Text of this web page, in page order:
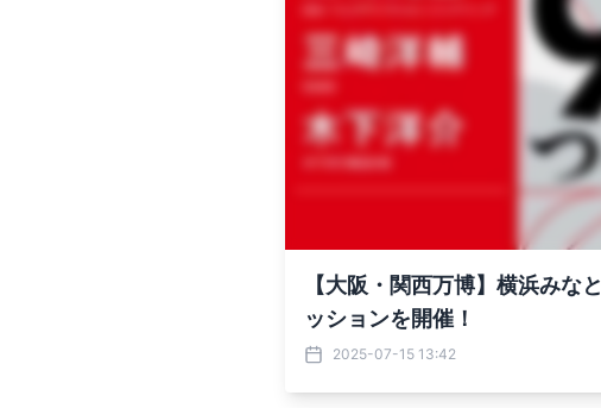
【大阪・関西万博】横浜み
ッションを開催！
2025-07-15 13:42